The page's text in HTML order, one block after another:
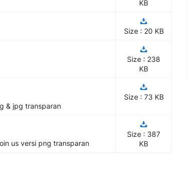
KB
Size : 20 KB
Size : 238
KB
& jpg transparan
Size : 73 KB
us versi png transparan
Size : 387
KB